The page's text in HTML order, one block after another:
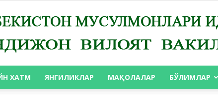
ХАТМ ЯНГИЛИКЛАР МАҚОЛАЛАР БЎЛИМЛАР